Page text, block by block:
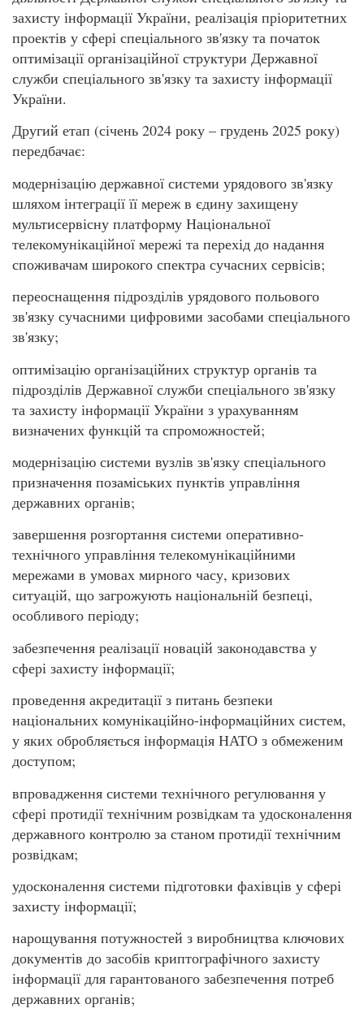
захисту інформації України, реалізація пріоритетних
проектів у сфері спеціального зв'язку та початок
оптимізації організаційної структури Державної
служби спеціального зв'язку та захисту інформації
України.
Другий етап (січень 2024 року – грудень 2025 року)
передбачає:
модернізацію державної системи урядового зв'язку
шляхом інтеграції її мереж в єдину захищену
мультисервісну платформу Національної
телекомунікаційної мережі та перехід до надання
споживачам широкого спектра сучасних сервісів;
переоснащення підрозділів урядового польового
зв'язку сучасними цифровими засобами спеціального
зв'язку;
оптимізацію організаційних структур органів та
підрозділів Державної служби спеціального зв'язку
та захисту інформації України з урахуванням
визначених функцій та спроможностей;
модернізацію системи вузлів зв'язку спеціального
призначення позаміських пунктів управління
державних органів;
завершення розгортання системи оперативно-
технічного управління телекомунікаційними
мережами в умовах мирного часу, кризових
ситуацій, що загрожують національній безпеці,
особливого періоду;
забезпечення реалізації новацій законодавства у
сфері захисту інформації;
проведення акредитації з питань безпеки
національних комунікаційно-інформаційних систем,
у яких обробляється інформація НАТО з обмеженим
доступом;
впровадження системи технічного регулювання у
сфері протидії технічним розвідкам та удосконалення
державного контролю за станом протидії технічним
розвідкам;
удосконалення системи підготовки фахівців у сфері
захисту інформації;
нарощування потужностей з виробництва ключових
документів до засобів криптографічного захисту
інформації для гарантованого забезпечення потреб
державних органів;